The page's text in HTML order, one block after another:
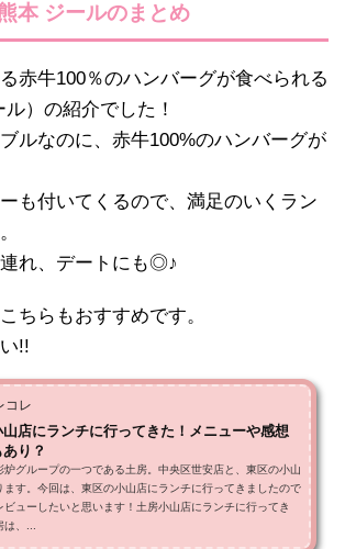
本 ジールのまとめ
赤牛100％のハンバーグが食べられる
）の紹介でした！
ルなのに、赤牛100%のハンバーグが
も付いてくるので、満足のいくラン
れ、デートにも◎♪
ちらもおすすめです。
!!
コレ
山店にランチに行ってきた！メニューや感想
り？
炉グループの一つである土房。中央区世安店と、東区の小山
ます。今回は、東区の小山店にランチに行ってきましたので
ビューしたいと思います！土房小山店にランチに行ってき
は、...